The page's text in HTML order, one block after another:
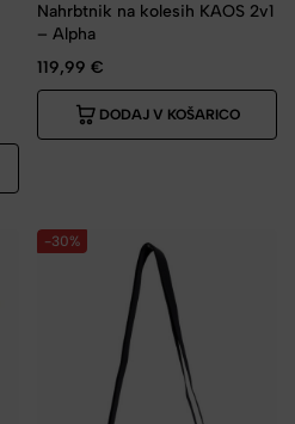
Nahrbtnik na kolesih KAOS 2v1
– Alpha
119,99 €
DODAJ V KOŠARICO
-30%